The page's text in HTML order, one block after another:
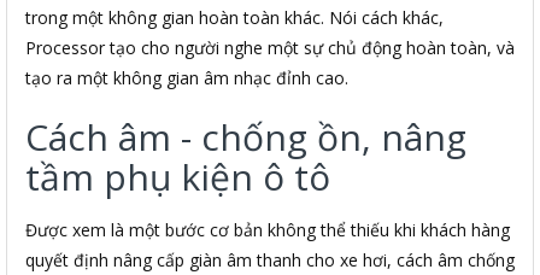
trong một không gian hoàn toàn khác. Nói cách khác,
Processor tạo cho người nghe một sự chủ động hoàn toàn, và
tạo ra một không gian âm nhạc đỉnh cao.
Cách âm - chống ồn, nâng
tầm phụ kiện ô tô
Được xem là một bước cơ bản không thể thiếu khi khách hàng
quyết định nâng cấp giàn âm thanh cho xe hơi, cách âm chống